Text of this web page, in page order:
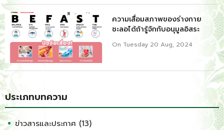
ความเสื่อมสภาพของร่างกาย
ชะลอได้ถ้ารู้จักกับอนุมูลอิสระ
On Tuesday 20 Aug, 2024
ประเภทบทความ
ข่าวสารและประกาศ (13)